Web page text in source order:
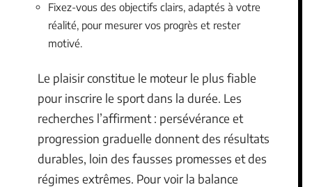
Fixez-vous des objectifs clairs, adaptés à votre
réalité, pour mesurer vos progrès et rester
motivé.
Le plaisir constitue le moteur le plus fiable
pour inscrire le sport dans la durée. Les
recherches l’affirment : persévérance et
progression graduelle donnent des résultats
durables, loin des fausses promesses et des
régimes extrêmes. Pour voir la balance